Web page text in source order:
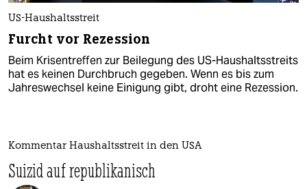
US-Haushaltsstreit
Furcht vor Rezession
Beim Krisentreffen zur Beilegung des US-Haushaltsstreits
hat es keinen Durchbruch gegeben. Wenn es bis zum
Jahreswechsel keine Einigung gibt, droht eine Rezession.
Kommentar Haushaltsstreit in den USA
Suizid auf republikanisch